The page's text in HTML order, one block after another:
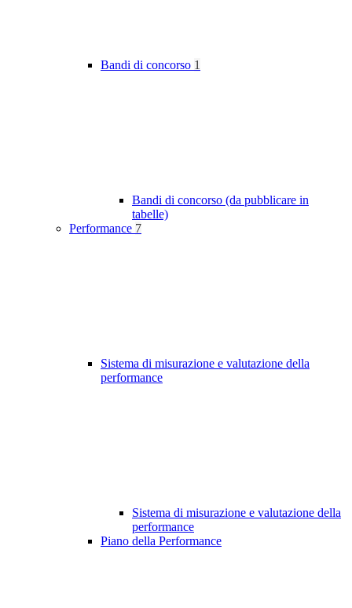
Bandi di concorso 1
Bandi di concorso (da pubblicare in
tabelle)
Performance 7
Sistema di misurazione e valutazione della
performance
Sistema di misurazione e valutazione della
performance
Piano della Performance